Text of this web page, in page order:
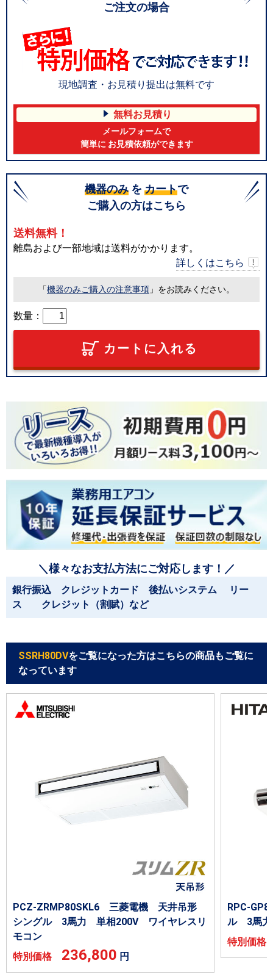
ご注文の場合
現地調査・お見積り提出は無料です
無料お見積り
メールフォームで
簡単に お見積依頼ができます
機器のみ を カートで
ご購入の方はこちら
送料無料！
離島および一部地域は送料がかかります。
詳しくはこちら
「機器のみご購入の注意事項 」をお読みください。
数量：
カートに入れる
＼様々なお支払方法にご対応します！／
銀行振込 クレジットカード 後払いシステム リー
ス クレジット（割賦）など
SSRH80DVをご覧になった方はこちらの商品もご覧に
なっています
PCZ-ZRMP80SKL6 三菱電機 天井吊形
シングル 3馬力 単相200V ワイヤレスリ
モコン
特別価格 236,800 円
RPC-
ル 3馬力
特別価